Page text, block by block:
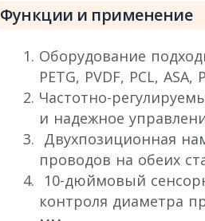
Функции и применение
Оборудование
PETG, PVDF, PCL, ASA,
Частотно-
и надежное
Двухпозиционная
проводов на обеих
10-дюймовый
контроля диаметра